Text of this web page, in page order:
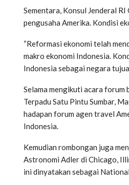
Sementara, Konsul Jenderal
pengusaha Amerika. Kondisi
“Reformasi ekonomi telah
makro ekonomi Indonesia.
Indonesia sebagai negara
Selama mengikuti acara forum
Terpadu Satu Pintu Sumbar,
hadapan forum agen travel
Indonesia.
Kemudian rombongan juga
Astronomi Adler di Chicago,
ini dinyatakan sebagai